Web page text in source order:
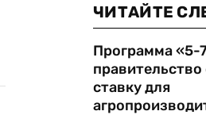
ЧИТАЙТЕ
Программа «5-
ставку для